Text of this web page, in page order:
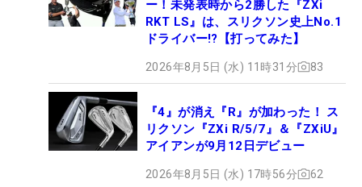
ー！未発表時から2勝した『ZXi
RKT LS』は、スリクソン史上No.1
ドライバー!?【打ってみた】
2026年8月5日 (水) 11時31分 83
『4』が消え『R』が加わった！ ス
リクソン『ZXi R/5/7』＆『ZXiU』
アイアンが9月12日デビュー
2026年8月5日 (水) 17時56分 62